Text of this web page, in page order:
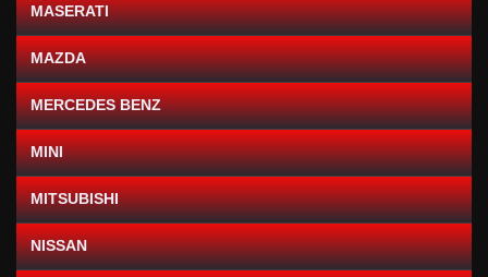
MASERATI
MAZDA
MERCEDES BENZ
MINI
MITSUBISHI
NISSAN